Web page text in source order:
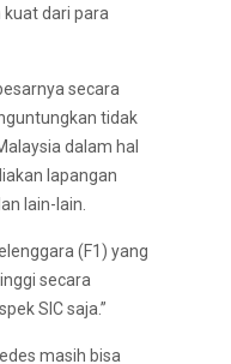
dari para
secara
tidak
dalam hal
lapangan
lain-lain.
(F1) yang
secara
SIC saja.”
masih bisa